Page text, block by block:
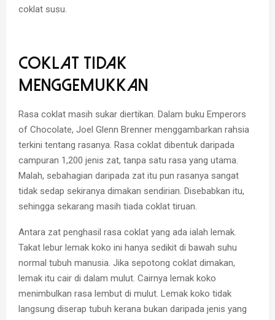
coklat susu.
Coklat Tidak
Menggemukkan
Rasa coklat masih sukar diertikan. Dalam buku Emperors
of Chocolate, Joel Glenn Brenner menggambarkan rahsia
terkini tentang rasanya. Rasa coklat dibentuk daripada
campuran 1,200 jenis zat, tanpa satu rasa yang utama.
Malah, sebahagian daripada zat itu pun rasanya sangat
tidak sedap sekiranya dimakan sendirian. Disebabkan itu,
sehingga sekarang masih tiada coklat tiruan.
Antara zat penghasil rasa coklat yang ada ialah lemak.
Takat lebur lemak koko ini hanya sedikit di bawah suhu
normal tubuh manusia. Jika sepotong coklat dimakan,
lemak itu cair di dalam mulut. Cairnya lemak koko
menimbulkan rasa lembut di mulut. Lemak koko tidak
langsung diserap tubuh kerana bukan daripada jenis yang